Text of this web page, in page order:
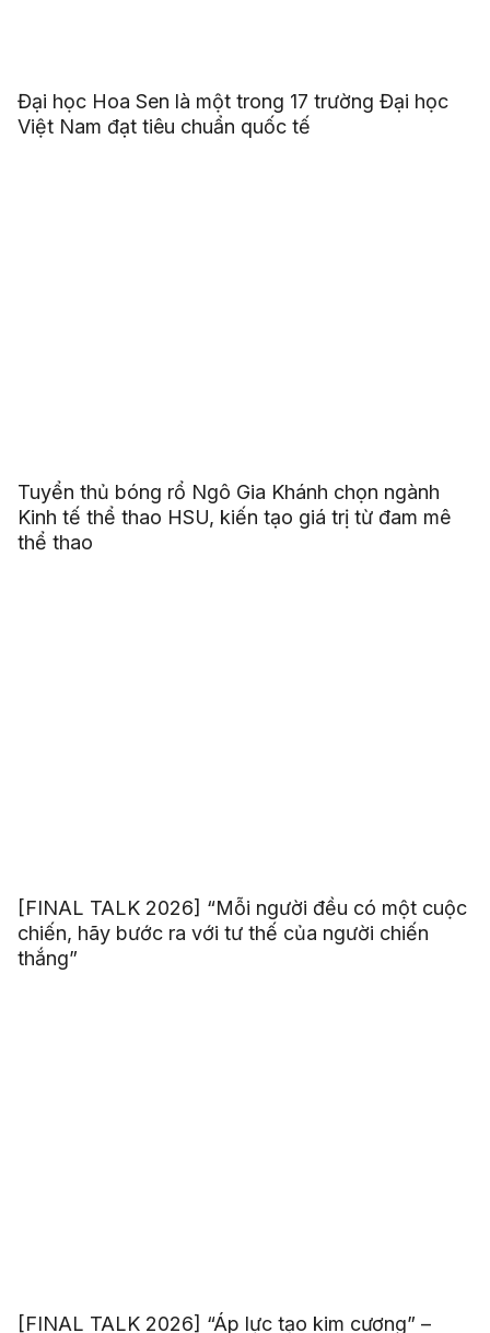
Đại học Hoa Sen là một trong 17 trường Đại học
Việt Nam đạt tiêu chuẩn quốc tế
Tuyển thủ bóng rổ Ngô Gia Khánh chọn ngành
Kinh tế thể thao HSU, kiến tạo giá trị từ đam mê
thể thao
[FINAL TALK 2026] “Mỗi người đều có một cuộc
chiến, hãy bước ra với tư thế của người chiến
thắng”
[FINAL TALK 2026] “Áp lực tạo kim cương” –